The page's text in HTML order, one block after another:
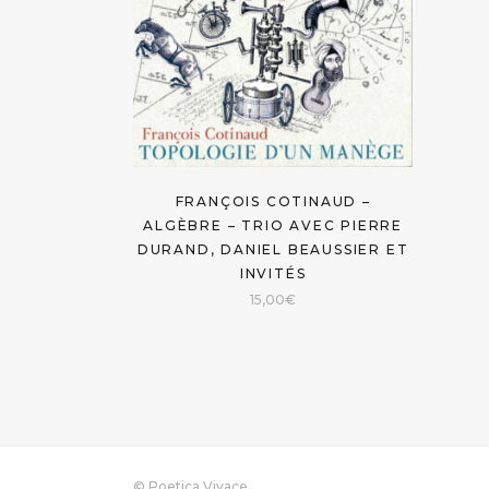
FRANÇOIS COTINAUD –
ALGÈBRE – TRIO AVEC PIERRE
DURAND, DANIEL BEAUSSIER ET
INVITÉS
15,00€